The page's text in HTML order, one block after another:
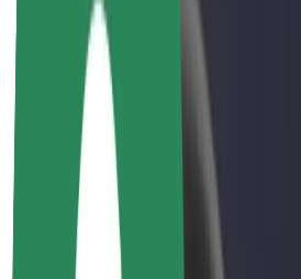
พาร์ทเนอร์ร้านอาหาร Bolt
ฟลีท
แฟรนไชส์
บริษัท
งาน
เกี่ยวกับ Bolt